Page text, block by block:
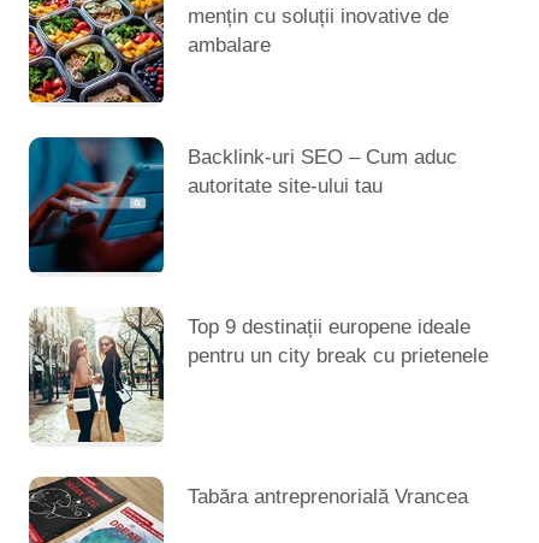
mențin cu soluții inovative de
ambalare
Backlink-uri SEO – Cum aduc
autoritate site-ului tau
Top 9 destinații europene ideale
pentru un city break cu prietenele
Tabăra antreprenorială Vrancea